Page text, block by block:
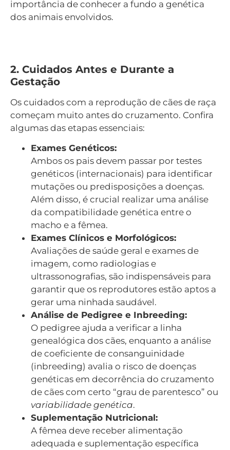
importância de conhecer a fundo a genética
dos animais envolvidos.
2. Cuidados Antes e Durante a
Gestação
Os cuidados com a reprodução de cães de raça
começam muito antes do cruzamento. Confira
algumas das etapas essenciais:
Exames Genéticos:
Ambos os pais devem passar por testes
genéticos (internacionais) para identificar
mutações ou predisposições a doenças.
Além disso, é crucial realizar uma análise
da compatibilidade genética entre o
macho e a fêmea.
Exames Clínicos e Morfológicos:
Avaliações de saúde geral e exames de
imagem, como radiologias e
ultrassonografias, são indispensáveis para
garantir que os reprodutores estão aptos a
gerar uma ninhada saudável.
Análise de Pedigree e Inbreeding:
O pedigree ajuda a verificar a linha
genealógica dos cães, enquanto a análise
de coeficiente de consanguinidade
(inbreeding) avalia o risco de doenças
genéticas em decorrência do cruzamento
de cães com certo “grau de parentesco” ou
variabilidade genética.
Suplementação Nutricional:
A fêmea deve receber alimentação
adequada e suplementação específica